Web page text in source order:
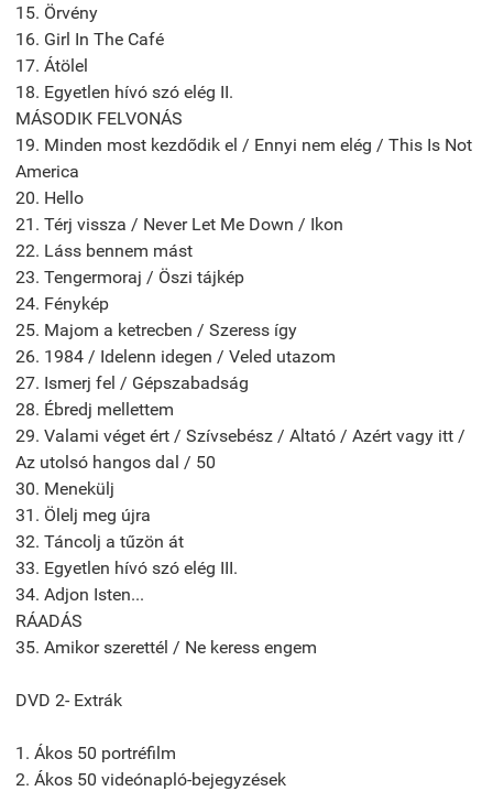
15. Örvény
16. Girl In The Café
17. Átölel
18. Egyetlen hívó szó elég II.
MÁSODIK FELVONÁS
19. Minden most kezdődik el / Ennyi nem elég / This Is Not
America
20. Hello
21. Térj vissza / Never Let Me Down / Ikon
22. Láss bennem mást
23. Tengermoraj / Öszi tájkép
24. Fénykép
25. Majom a ketrecben / Szeress így
26. 1984 / Idelenn idegen / Veled utazom
27. Ismerj fel / Gépszabadság
28. Ébredj mellettem
29. Valami véget ért / Szívsebész / Altató / Azért vagy itt /
Az utolsó hangos dal / 50
30. Menekülj
31. Ölelj meg újra
32. Táncolj a tűzön át
33. Egyetlen hívó szó elég III.
34. Adjon Isten...
RÁADÁS
35. Amikor szerettél / Ne keress engem
DVD 2- Extrák
1. Ákos 50 portréfilm
2. Ákos 50 videónapló-bejegyzések